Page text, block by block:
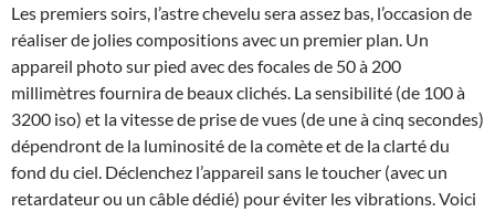
Les premiers soirs, l’astre chevelu sera assez bas, l’occasion de
réaliser de jolies compositions avec un premier plan. Un
appareil photo sur pied avec des focales de 50 à 200
millimètres fournira de beaux clichés. La sensibilité (de 100 à
3200 iso) et la vitesse de prise de vues (de une à cinq secondes)
dépendront de la luminosité de la comète et de la clarté du
fond du ciel. Déclenchez l’appareil sans le toucher (avec un
retardateur ou un câble dédié) pour éviter les vibrations. Voici